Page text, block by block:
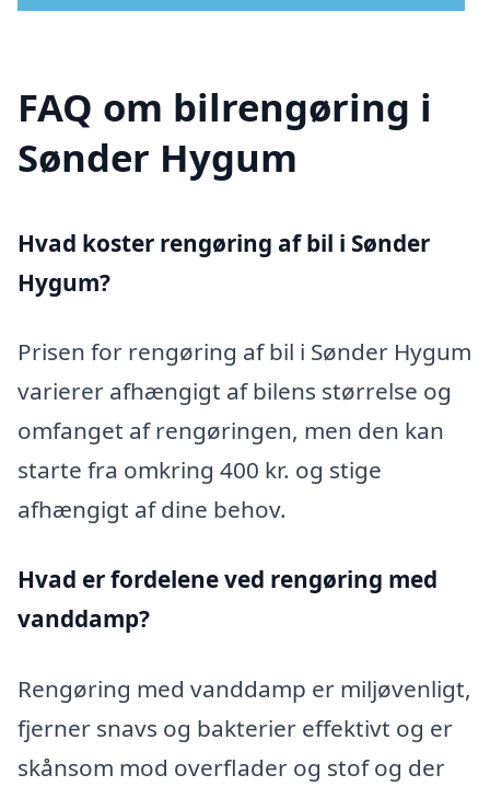
FAQ om bilrengøring i
Sønder Hygum
Hvad koster rengøring af bil i Sønder
Hygum?
Prisen for rengøring af bil i Sønder Hygum
varierer afhængigt af bilens størrelse og
omfanget af rengøringen, men den kan
starte fra omkring 400 kr. og stige
afhængigt af dine behov.
Hvad er fordelene ved rengøring med
vanddamp?
Rengøring med vanddamp er miljøvenligt,
fjerner snavs og bakterier effektivt og er
skånsom mod overflader og stof og der